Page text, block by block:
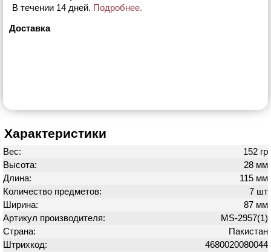
В течении 14 дней. Подробнее.
Доставка
Характеристики
Вес:
152 гр
Высота:
28 мм
Длина:
115 мм
Количество предметов:
7 шт
Ширина:
87 мм
Артикул производителя:
MS-2957(1)
Страна:
Пакистан
Штрихкод:
4680020080044